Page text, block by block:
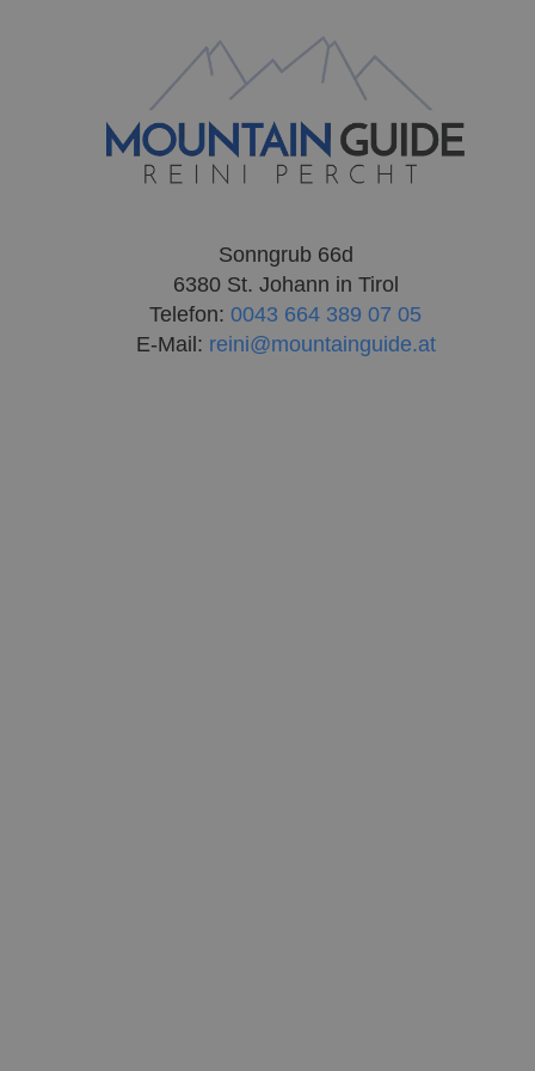
Sonngrub 66d
6380 St. Johann in Tirol
Telefon: 0043 664 389 07 05
E-Mail: reini@mountainguide.at